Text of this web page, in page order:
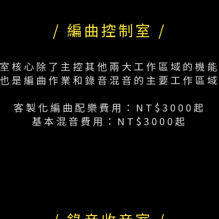
/ 編曲控制室 /
核心除了主控其他兩大工作區域的機
也是編曲作業和錄音混音的主要工作區域
客製化編曲配樂費用：NT$3000起
基本混音費用：NT$3000起